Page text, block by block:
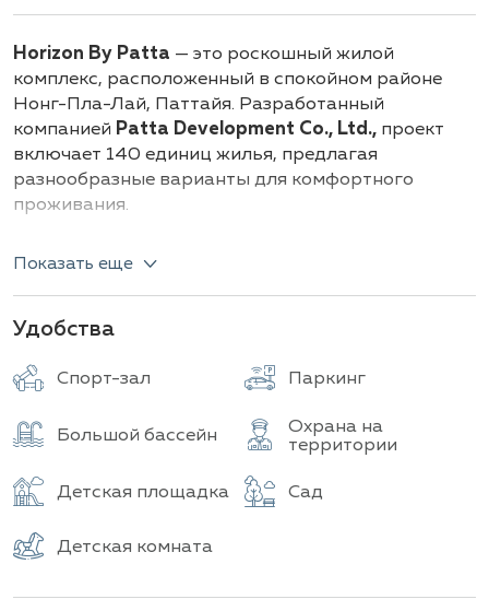
2025 140
Всего объектов
Horizon By Patta — это роскошный жилой
комплекс, расположенный в спокойном районе
Нонг-Пла-Лай, Паттайя. Разработанный
компанией Patta Development Co., Ltd., проект
включает 140 единиц жилья, предлагая
разнообразные варианты для комфортного
проживания.
дизайн, высококачественные материалы и
удобное расположение, обеспечивая идеальные
условия для комфортного проживания в Паттайе.
Типы и размеры домов:
300 до 350квадратных метров.
35 домов с 4 спальнями, площадью
квадратных метров.
Sunne:
44 дома с 5 спальнями, площадью
идеально подходящий для отдыха, а также
Показать еще
Удобства
Спорт-зал Паркинг
Большой бассейн
Охрана на
территории
Детская площадка Сад
Детская комната